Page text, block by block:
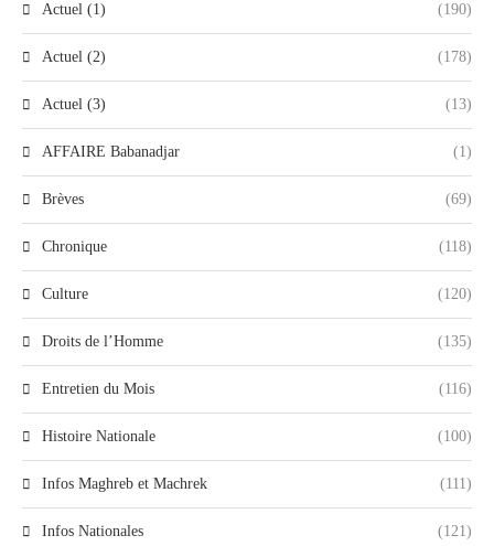
Actuel (1) (190)
Actuel (2) (178)
Actuel (3) (13)
AFFAIRE Babanadjar (1)
Brèves (69)
Chronique (118)
Culture (120)
Droits de l’Homme (135)
Entretien du Mois (116)
Histoire Nationale (100)
Infos Maghreb et Machrek (111)
Infos Nationales (121)